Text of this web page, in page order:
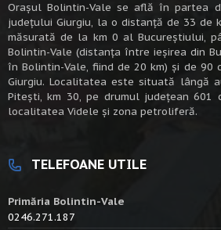
Oraşul Bolintin-Vale se află în partea
judeţului Giurgiu, la o distanţă de 33 de
măsurată de la km 0 al Bucureștiului,
Bolintin-Vale (distanța între ieșirea din
în Bolintin-Vale, fiind de 20 km) şi de 90
Giurgiu. Localitatea este situată lângă
Piteşti, km 30, pe drumul judeţean 601
localitatea Videle şi zona petroliferă.
TELEFOANE UTILE
Primăria Bolintin-Vale
0246.271.187